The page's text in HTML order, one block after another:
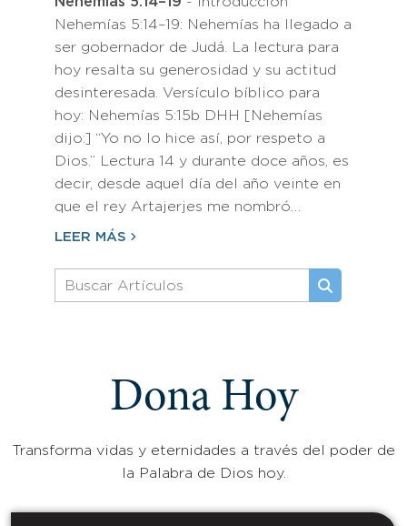
Nehemías 5:14–19: Nehemías ha llegado a
ser gobernador de Judá. La lectura para
hoy resalta su generosidad y su actitud
desinteresada. Versículo bíblico para
hoy: Nehemías 5:15b DHH [Nehemías
dijo:] “Yo no lo hice así, por respeto a
Dios.” Lectura 14 y durante doce años, es
decir, desde aquel día del año veinte en
que el rey Artajerjes me nombró…
LEER MÁS
Dona Hoy
Transforma vidas y eternidades a través del poder de
la Palabra de Dios hoy.